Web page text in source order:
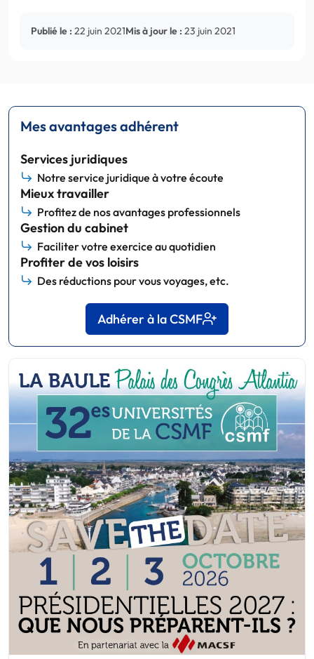
Publié le : 22 juin 2021Mis à jour le : 23 juin 2021
Mes avantages adhérent
Services juridiques
Notre service juridique à votre écoute
Mieux travailler
Profitez de nos avantages professionnels
Gestion du cabinet
Faciliter votre exercice au quotidien
Profiter de vos loisirs
Des réductions pour vous voyages, etc.
Adhérer à la CSMF